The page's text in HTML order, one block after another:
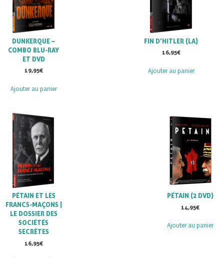
DUNKERQUE –
COMBO BLU-RAY
ET DVD
19,95€
Ajouter au panier
FIN D’HITLER (LA)
16,95€
Ajouter au panier
PÉTAIN ET LES
FRANCS-MAÇONS |
LE DOSSIER DES
SOCIÉTÉS
SECRÈTES
16,95€
PÉTAIN (2 DVD)
14,95€
Ajouter au panier